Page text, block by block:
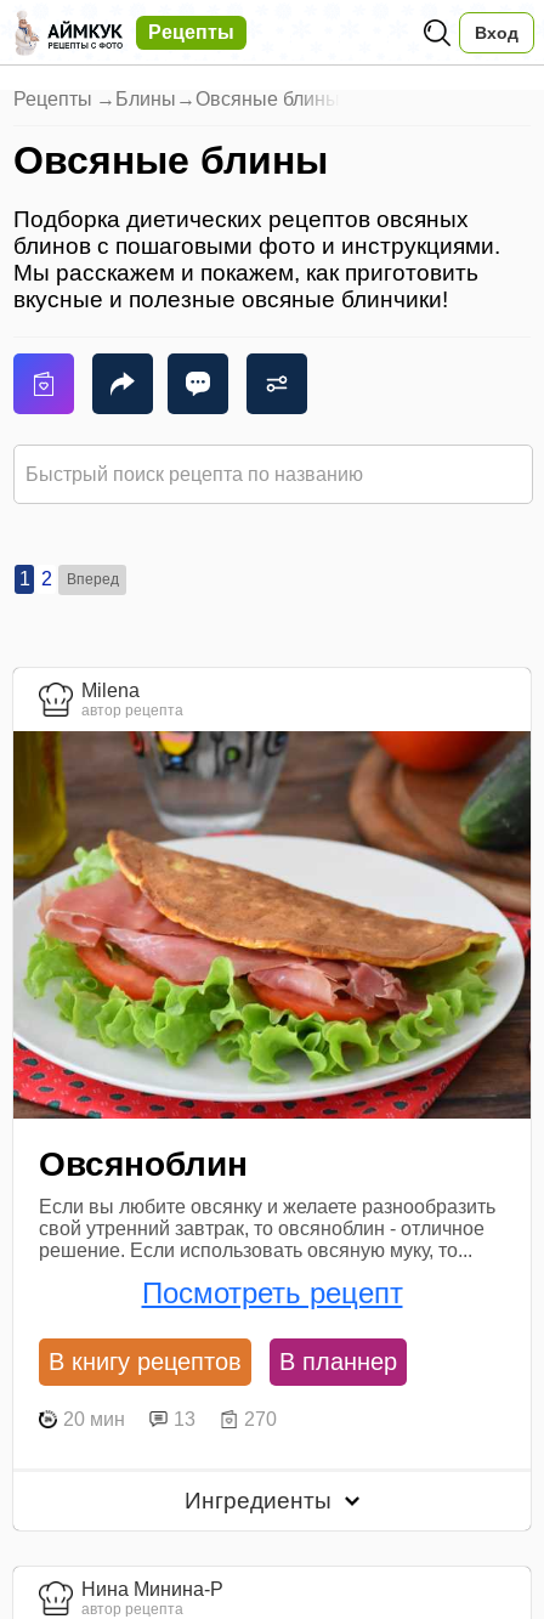
Рецепты Вход
Рецепты → Блины →Овсяные блины
Овсяные блины
Подборка диетических рецептов овсяных
блинов с пошаговыми фото и инструкциями.
Мы расскажем и покажем, как приготовить
вкусные и полезные овсяные блинчики!
1 2 Вперед
Milena
автор рецепта
Овсяноблин
Если вы любите овсянку и желаете разнообразить
свой утренний завтрак, то овсяноблин - отличное
решение. Если использовать овсяную муку, то...
Посмотреть рецепт
В книгу рецептов В планнер
20 мин 13 270
Ингредиенты
Нина Минина-Р
автор рецепта